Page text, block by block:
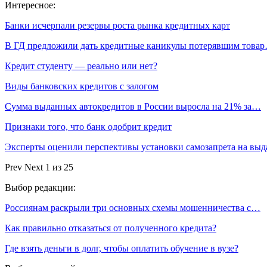
Интересное:
Банки исчерпали резервы роста рынка кредитных карт
В ГД предложили дать кредитные каникулы потерявшим
Кредит студенту — реально или нет?
Виды банковских кредитов с залогом
Сумма выданных автокредитов в России выросла на 21% за…
Признаки того, что банк одобрит кредит
Эксперты оценили перспективы установки самозапрета на
Prev Next 1 из 25
Выбор редакции:
Россиянам раскрыли три основных схемы мошенничества с…
Как правильно отказаться от полученного кредита?
Где взять деньги в долг, чтобы оплатить обучение в вузе?